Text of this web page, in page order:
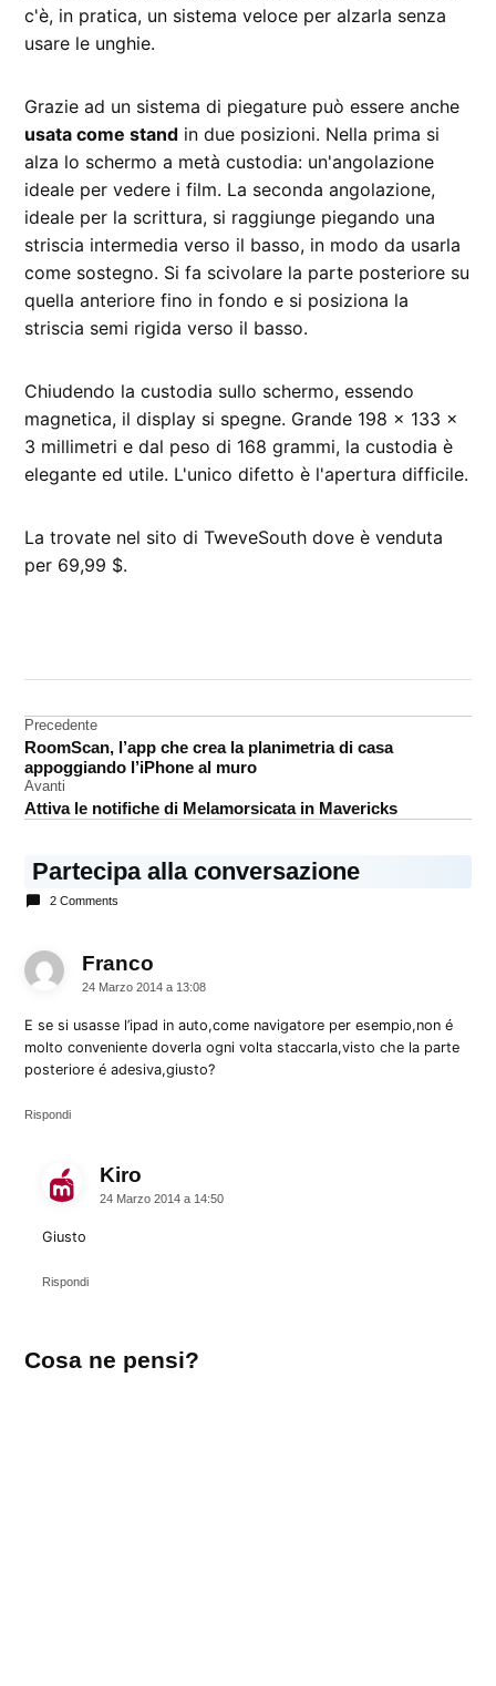
c'è, in pratica, un sistema veloce per alzarla senza
usare le unghie.
Grazie ad un sistema di piegature può essere anche
usata come stand in due posizioni. Nella prima si
alza lo schermo a metà custodia: un'angolazione
ideale per vedere i film. La seconda angolazione,
ideale per la scrittura, si raggiunge piegando una
striscia intermedia verso il basso, in modo da usarla
come sostegno. Si fa scivolare la parte posteriore su
quella anteriore fino in fondo e si posiziona la
striscia semi rigida verso il basso.
Chiudendo la custodia sullo schermo, essendo
magnetica, il display si spegne. Grande 198 x 133 x
3 millimetri e dal peso di 168 grammi, la custodia è
elegante ed utile. L'unico difetto è l'apertura difficile.
La trovate nel sito di TweveSouth dove è venduta
per 69,99 $.
recensione
Navigazione
articoli
Precedente
RoomScan, l’app che crea la planimetria di casa
appoggiando l’iPhone al muro
Avanti
Attiva le notifiche di Melamorsicata in Mavericks
Partecipa alla conversazione
2 Comments
Franco
24 Marzo 2014 a 13:08
E se si usasse l’ipad in auto,come navigatore per esempio,non é
molto conveniente doverla ogni volta staccarla,visto che la parte
posteriore é adesiva,giusto?
Rispondi
Kiro
24 Marzo 2014 a 14:50
Giusto
Rispondi
un
Cosa ne pensi?